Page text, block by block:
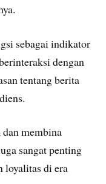
sebagai indikator
dengan
tentang berita
membina
sangat penting
loyalitas di era